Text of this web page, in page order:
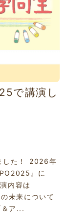
で講演し
した！ 2026年
』に
内容は
未来について
ア...